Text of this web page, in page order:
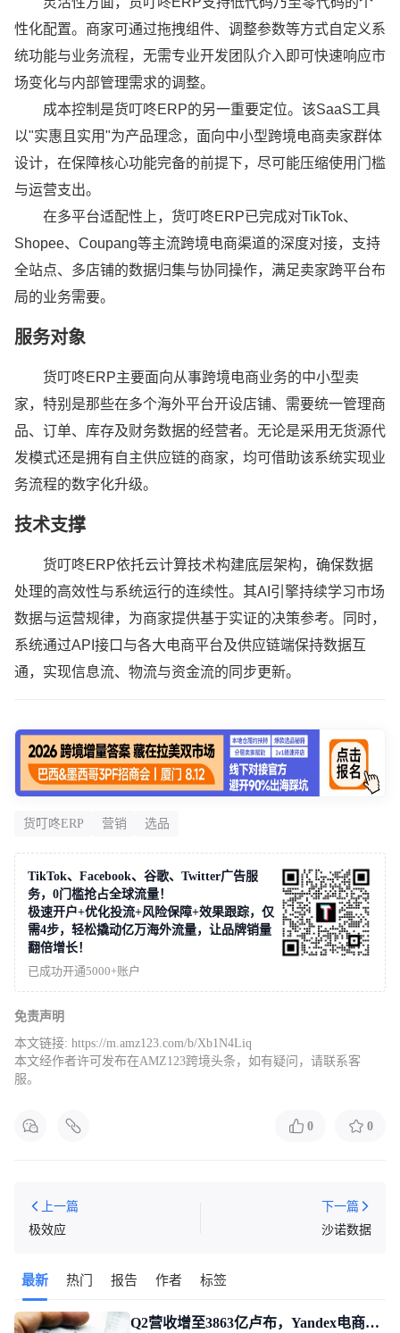
性化配置。商家可通过拖拽组件、调整参数等方式自定义系
统功能与业务流程，无需专业开发团队介入即可快速响应市
场变化与内部管理需求的调整。
成本控制是货叮咚ERP的另一重要定位。该SaaS工具
以"实惠且实用"为产品理念，面向中小型跨境电商卖家群体
设计，在保障核心功能完备的前提下，尽可能压缩使用门槛
与运营支出。
在多平台适配性上，货叮咚ERP已完成对TikTok、
Shopee、Coupang等主流跨境电商渠道的深度对接，支持
全站点、多店铺的数据归集与协同操作，满足卖家跨平台布
局的业务需要。
服务对象
货叮咚ERP主要面向从事跨境电商业务的中小型卖
家，特别是那些在多个海外平台开设店铺、需要统一管理商
品、订单、库存及财务数据的经营者。无论是采用无货源代
发模式还是拥有自主供应链的商家，均可借助该系统实现业
务流程的数字化升级。
技术支撑
货叮咚ERP依托云计算技术构建底层架构，确保数据
处理的高效性与系统运行的连续性。其AI引擎持续学习市场
数据与运营规律，为商家提供基于实证的决策参考。同时，
系统通过API接口与各大电商平台及供应链端保持数据互
通，实现信息流、物流与资金流的同步更新。
货叮咚ERP 营销 选品
TikTok、Facebook、谷歌、Twitter广告服
务，0门槛抢占全球流量！
极速开户+优化投流+风险保障+效果跟踪，仅
需4步，轻松撬动亿万海外流量，让品牌销量
翻倍增长！
已成功开通5000+账户
免责声明
本文链接: https://m.amz123.com/b/Xb1N4Liq
本文经作者许可发布在AMZ123跨境头条，如有疑问，请联系客
服。
0 0
上一篇
极效应
下一篇
沙诺数据
最新 热门 报告 作者 标签
Q2营收增至3863亿卢布，Yandex电商业